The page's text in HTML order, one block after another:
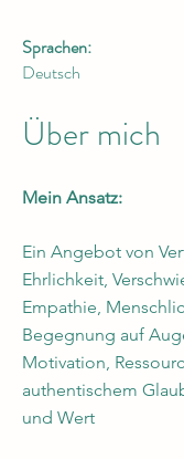
Sprachen:
Deutsch
Über mich
Mein Ansatz:
Ein Angebot von
Ehrlichkeit,
Empathie,
Begegnung auf
Motivation,
authentischem
und Wert